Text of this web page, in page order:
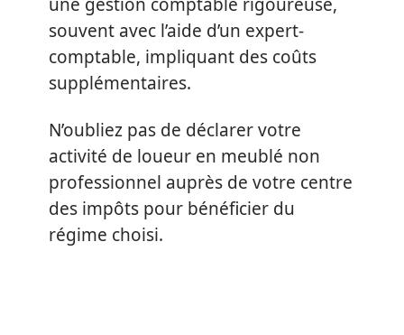
souvent avec l’aide d’un expert-
comptable, impliquant des coûts
supplémentaires.
N’oubliez pas de déclarer votre
activité de loueur en meublé non
professionnel auprès de votre centre
des impôts pour bénéficier du
régime choisi.